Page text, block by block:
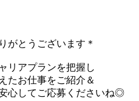
がとうございます＊
リアプランを把握し
たお仕事をご紹介＆
心してご応募くださいね◎